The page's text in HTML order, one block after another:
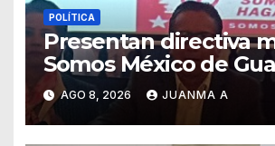
POLÍTICA
Presentan directiva
Somos México de
AGO 8, 2026 JUANMA A